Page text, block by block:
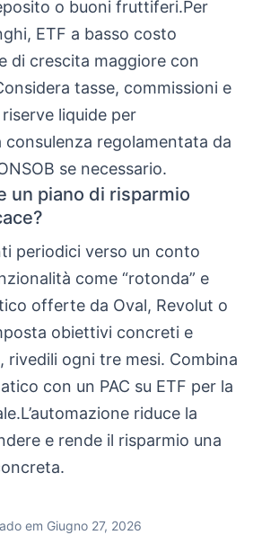
o buoni fruttiferi.Per
ETF a basso costo
di crescita maggiore con
tasse, commissioni e
liquide per
consulenza regolamentata da
se necessario.
un piano di risparmio
periodici verso un conto
come “rotonda” e
offerte da Oval, Revolut o
obiettivi concreti e
rivedili ogni tre mesi. Combina
con un PAC su ETF per la
riduce la
e rende il risparmio una
em Giugno 27, 2026